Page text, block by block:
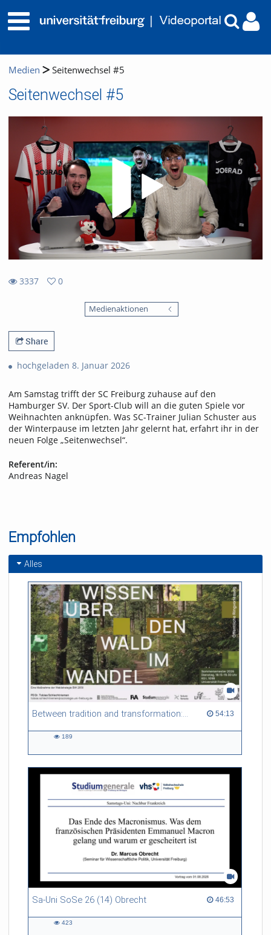
Medien Seitenwechsel #5
Seitenwechsel #5
3337
0
Medienaktionen
Share
hochgeladen 8. Januar 2026
Am Samstag trifft der SC Freiburg zuhause auf den
Hamburger SV. Der Sport-Club will an die guten Spiele vor
Weihnachten anknüpfen. Was SC-Trainer Julian Schuster aus
der Winterpause im letzten Jahr gelernt hat, erfahrt ihr in der
neuen Folge „Seitenwechsel“.
Referent/in:
Andreas Nagel
Empfohlen
Alles
Between tradition and transformation: how owners, advisers and institutions co-create knowledge for resilient forests in Europe 54:13
54:13 duration
189
Sa-Uni SoSe 26 (14) Obrecht 46:53
46:53 duration
423